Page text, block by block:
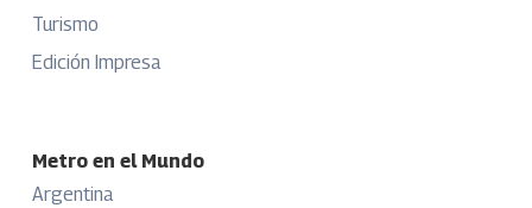
Turismo
Edición Impresa
Metro en el Mundo
Argentina